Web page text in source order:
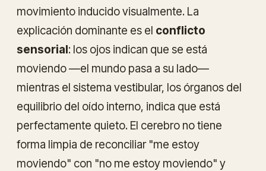
movimiento inducido visualmente. La
explicación dominante es el conflicto
sensorial: los ojos indican que se está
moviendo —el mundo pasa a su lado—
mientras el sistema vestibular, los órganos del
equilibrio del oído interno, indica que está
perfectamente quieto. El cerebro no tiene
forma limpia de reconciliar "me estoy
moviendo" con "no me estoy moviendo" y